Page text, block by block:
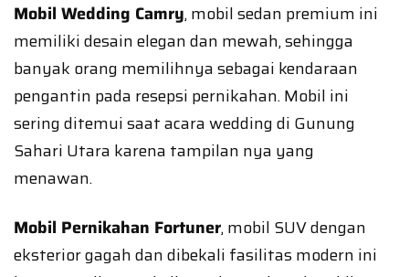
Mobil Wedding Camry, mobil sedan premium ini
memiliki desain elegan dan mewah, sehingga
banyak orang memilihnya sebagai kendaraan
pengantin pada resepsi pernikahan. Mobil ini
sering ditemui saat acara wedding di Gunung
Sahari Utara karena tampilan nya yang
menawan.
Mobil Pernikahan Fortuner, mobil SUV dengan
eksterior gagah dan dibekali fasilitas modern ini